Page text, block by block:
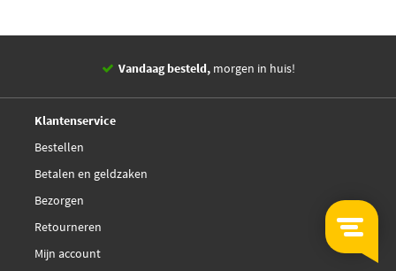
Vandaag besteld, morgen in huis!
Klantenservice
Bestellen
Betalen en geldzaken
Bezorgen
Retourneren
Mijn account